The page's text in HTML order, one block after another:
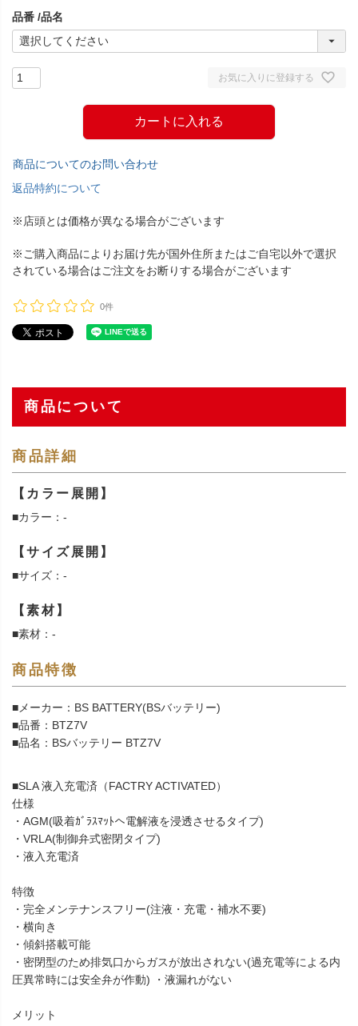
品番 品名
お気に入りに登録する
カートに入れる
商品についてのお問い合わせ
返品特約について
※店頭とは価格が異なる場合がございます
※ご購入商品によりお届け先が国外住所またはご自宅以外で選択
されている場合はご注文をお断りする場合がございます
0件
商品について
商品詳細
【カラー展開】
■カラー：-
【サイズ展開】
■サイズ：-
【素材】
■素材：-
商品特徴
■メーカー：BS BATTERY(BSバッテリー)
■品番：BTZ7V
■品名：BSバッテリー BTZ7V
■SLA 液入充電済（FACTRY ACTIVATED）
仕様
・AGM(吸着ｶﾞﾗｽﾏｯﾄへ電解液を浸透させるタイプ)
・VRLA(制御弁式密閉タイプ)
・液入充電済
特徴
・完全メンテナンスフリー(注液・充電・補水不要)
・横向き
・傾斜搭載可能
・密閉型のため排気口からガスが放出されない(過充電等による内
圧異常時には安全弁が作動) ・液漏れがない
メリット